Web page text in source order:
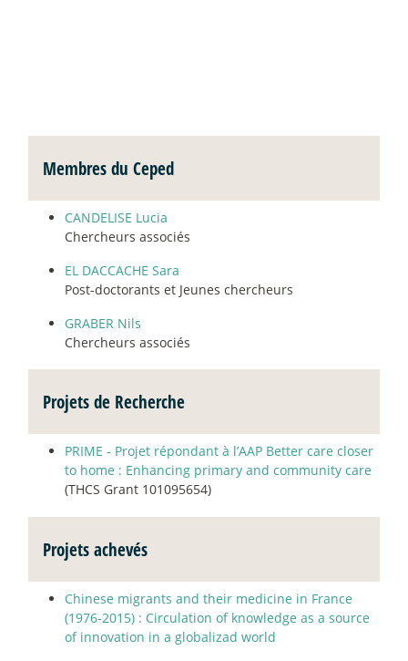
Membres du Ceped
CANDELISE Lucia
Chercheurs associés
EL DACCACHE Sara
Post-doctorants et Jeunes chercheurs
GRABER Nils
Chercheurs associés
Projets de Recherche
PRIME - Projet répondant à l’AAP Better care closer
to home : Enhancing primary and community care
(THCS Grant 101095654)
Projets achevés
Chinese migrants and their medicine in France
(1976-2015) : Circulation of knowledge as a source
of innovation in a globalizad world